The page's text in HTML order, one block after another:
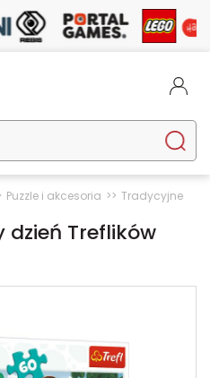
Puzzle i akcesoria Tradycyjne
dzień Treflików